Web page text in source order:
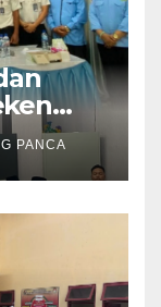
PANCA